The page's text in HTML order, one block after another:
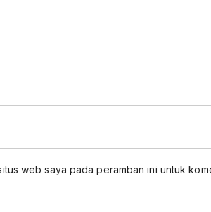
web saya pada peramban ini untuk